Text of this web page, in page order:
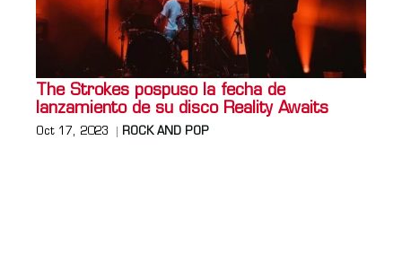
The Strokes pospuso la fecha de
lanzamiento de su disco Reality Awaits
Oct 17, 2023 ROCK AND POP